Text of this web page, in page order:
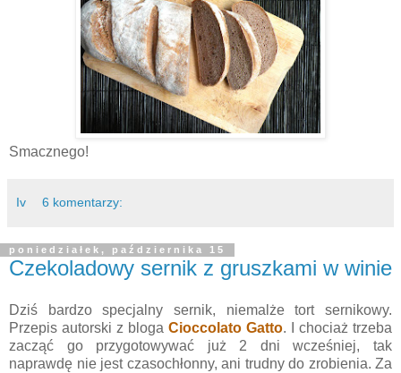
Smacznego!
Iv 6 komentarzy:
poniedziałek, października 15
Czekoladowy sernik z gruszkami w winie
Dziś bardzo specjalny sernik, niemalże tort sernikowy.
Przepis autorski z bloga Cioccolato Gatto. I chociaż trzeba
zacząć go przygotowywać już 2 dni wcześniej, tak
naprawdę nie jest czasochłonny, ani trudny do zrobienia. Za